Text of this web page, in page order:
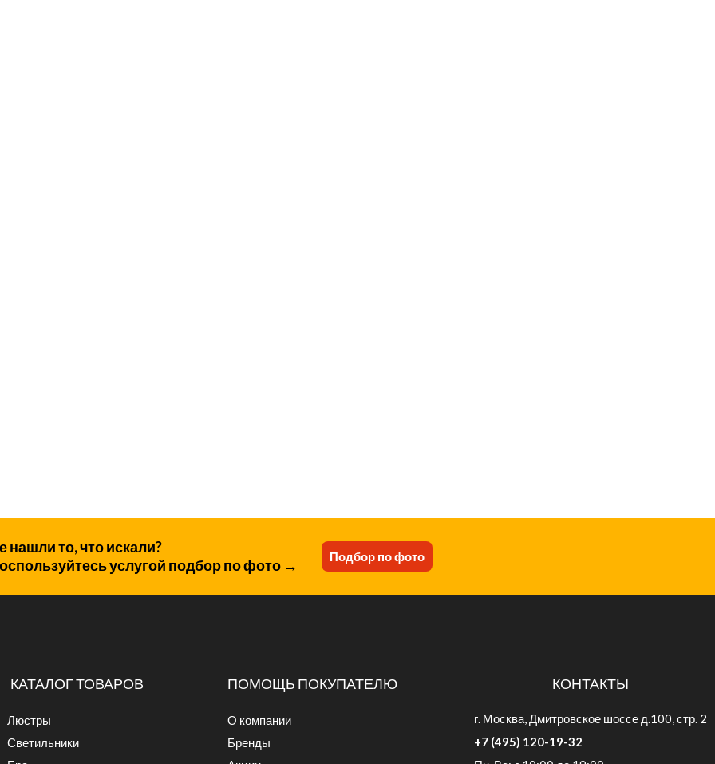
нашли то, что искали?
услугой подбор по фото →
Подбор по фото
КАТАЛОГ ТОВАРОВ
Люстры
Светильники
ПОМОЩЬ ПОКУПАТЕЛЮ
О компании
Бренды
КОНТАКТЫ
г. Москва, Дмитровское шоссе д.100, стр. 2
+7 (495) 120-19-32